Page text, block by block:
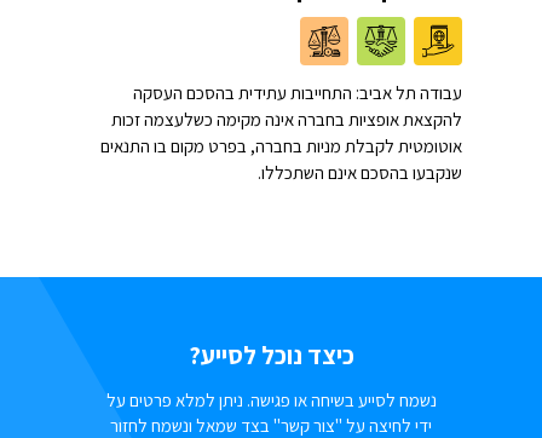
עבודה תל אביב: התחייבות עתידית בהסכם העסקה
להקצאת אופציות בחברה אינה מקימה כשלעצמה זכות
אוטומטית לקבלת מניות בחברה, בפרט מקום בו התנאים
שנקבעו בהסכם אינם השתכללו.
כיצד נוכל לסייע?
נשמח לסייע בשיחה או פגישה. ניתן למלא פרטים על
ידי לחיצה על "צור קשר" בצד שמאל ונשמח לחזור